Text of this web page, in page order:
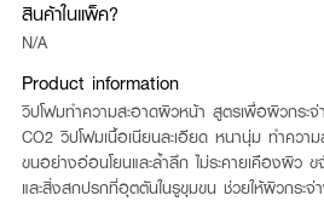
สินค้าในแพ็ค?
N/A
Product information
วิปโฟมทำความสะอาดผิวหน้า สูตรเพื่อผิวกระ
CO2 วิปโฟมเนื้อเนียนละเอียด หนานุ่ม ทำคว
ขนอย่างอ่อนโยนและล้ำลึก ไม่ระคายเคืองผิว
และสิ่งสกปรกที่อุตตันในรูขุมขน ช่วยให้ผิวกระจ่